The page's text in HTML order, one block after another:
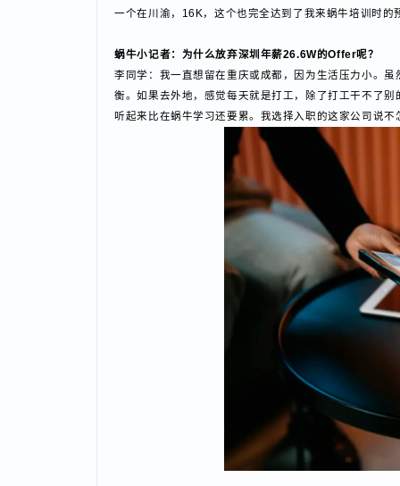
蜗牛小记者：面了多少家企业？拿了几个Offer？
李同学：面了十几家，拿到了3个Offer，薪资都差不
一个在川渝，16K，这个也完全达到了我来蜗牛培训时
蜗牛小记者：为什么放弃深圳年薪26.6W的Offer呢？
李同学：我一直想留在重庆或成都，因为生活压力小
衡。如果去外地，感觉每天就是打工，除了打工干不
听起来比在蜗牛学习还要累。我选择入职的这家公司